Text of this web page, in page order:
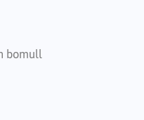
bomull